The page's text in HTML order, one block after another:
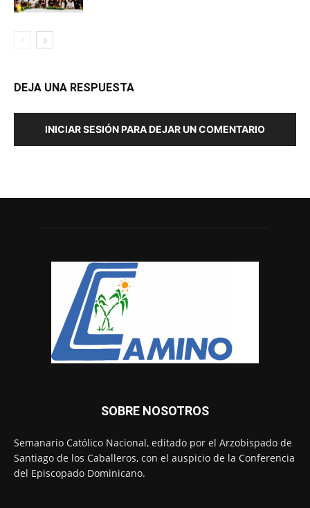
DEJA UNA RESPUESTA
INICIAR SESIÓN PARA DEJAR UN COMENTARIO
SOBRE NOSOTROS
Semanario Católico Nacional, editado por el Arzobispado de
Santiago de los Caballeros, con el auspicio de la Conferencia
del Episcopado Dominicano.